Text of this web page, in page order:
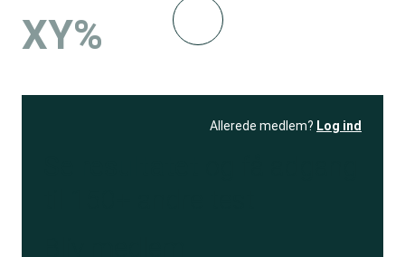
XY%
Allerede medlem? Log ind